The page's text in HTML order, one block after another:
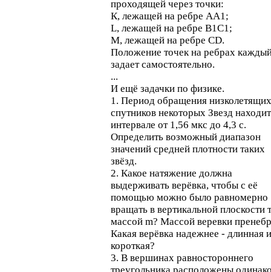
проходящей через точки:
К, лежащей на ребре AA1;
L, лежащей на ребре B1C1;
M, лежащей на ребре CD.
Положение точек на ребрах
задает самостоятельно.
...
И ещё задачки по физике.
1. Период обращения низколетящих
спутников некоторых Звезд
интервале от 1,56 мкс до 4,3 с.
Определить возможный диапазон
значений средней плотности таких
звёзд.
2. Какое натяжение должна
выдерживать верёвка, чтобы с её
помощью можно было равномерно
вращать в вертикальной плоскости
массой m? Массой веревки
Какая верёвка надежнее - длинная
короткая?
3. В вершинах равностороннего